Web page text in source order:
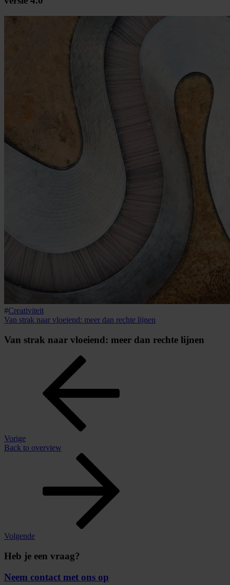
#Creativiteit
Van strak naar vloeiend: meer dan rechte lijnen
Van strak naar vloeiend: meer dan rechte lijnen
Vorige
Back to overview
Volgende
Heb je een vraag?
Neem contact met ons op